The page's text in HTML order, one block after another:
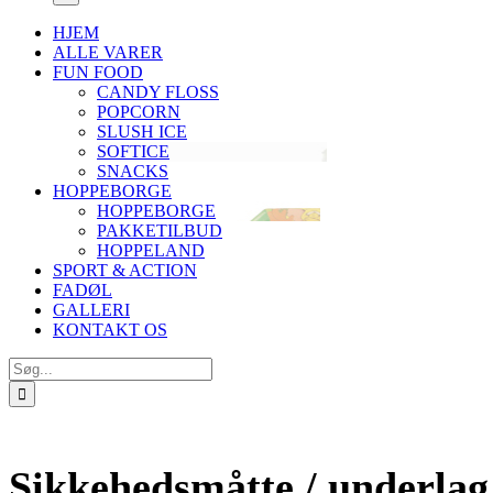
HJEM
ALLE VARER
FUN FOOD
CANDY FLOSS
POPCORN
SLUSH ICE
SOFTICE
SNACKS
HOPPEBORGE
HOPPEBORGE
PAKKETILBUD
HOPPELAND
SPORT & ACTION
FADØL
GALLERI
KONTAKT OS
Søg
efter: